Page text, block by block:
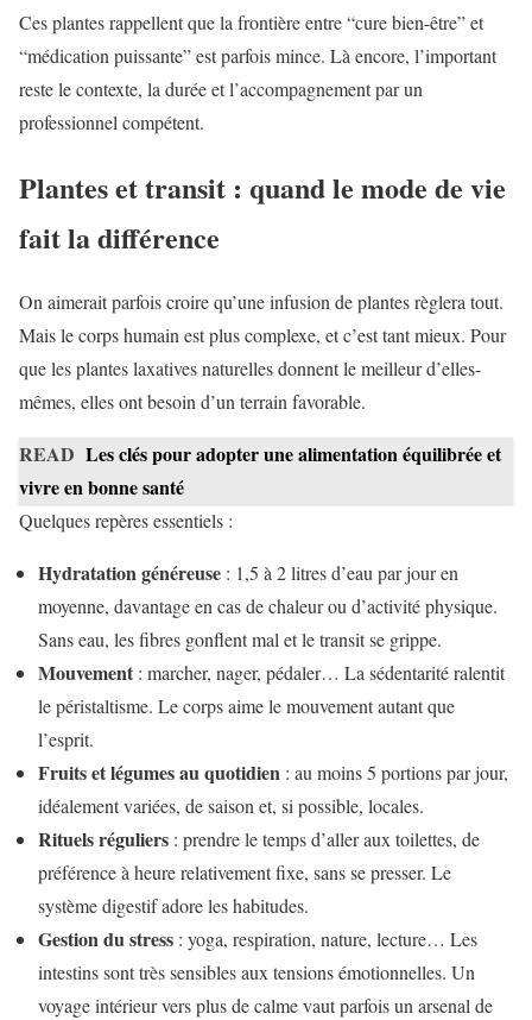
Ces plantes rappellent que la frontière entre “cure bien-être” et
“médication puissante” est parfois mince. Là encore, l’important
reste le contexte, la durée et l’accompagnement par un
professionnel compétent.
Plantes et transit : quand le mode de vie
fait la différence
On aimerait parfois croire qu’une infusion de plantes règlera tout.
Mais le corps humain est plus complexe, et c’est tant mieux. Pour
que les plantes laxatives naturelles donnent le meilleur d’elles-
mêmes, elles ont besoin d’un terrain favorable.
READ Les clés pour adopter une alimentation équilibrée et
vivre en bonne santé
Quelques repères essentiels :
Hydratation généreuse : 1,5 à 2 litres d’eau par jour en
moyenne, davantage en cas de chaleur ou d’activité physique.
Sans eau, les fibres gonflent mal et le transit se grippe.
Mouvement : marcher, nager, pédaler… La sédentarité ralentit
le péristaltisme. Le corps aime le mouvement autant que
l’esprit.
Fruits et légumes au quotidien : au moins 5 portions par jour,
idéalement variées, de saison et, si possible, locales.
Rituels réguliers : prendre le temps d’aller aux toilettes, de
préférence à heure relativement fixe, sans se presser. Le
système digestif adore les habitudes.
Gestion du stress : yoga, respiration, nature, lecture… Les
intestins sont très sensibles aux tensions émotionnelles. Un
voyage intérieur vers plus de calme vaut parfois un arsenal de